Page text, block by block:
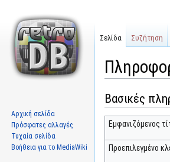
Μετάβαση
στην
πλοήγηση
Πήδηση
στην
αναζήτηση
Βασικές
Εμφανιζόμενος
Προεπιλεγμένο
Σελίδα Συζήτηση
Αρχική σελίδα
Πρόσφατες αλλαγές
Τυχαία σελίδα
Βοήθεια για το MediaWiki